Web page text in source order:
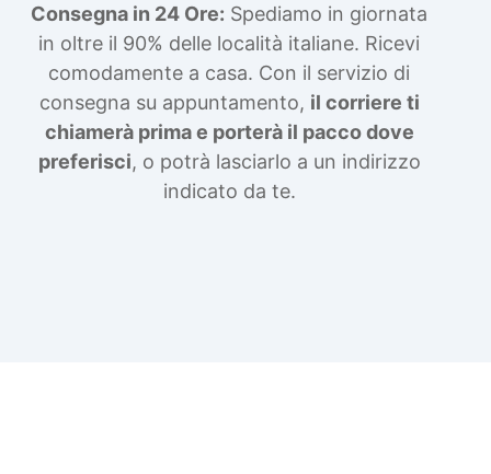
Consegna in 24 Ore: Spediamo in giornata
in oltre il 90% delle località italiane. Ricevi
comodamente a casa. Con il servizio di
consegna su appuntamento, il corriere ti
chiamerà prima e porterà il pacco dove
preferisci, o potrà lasciarlo a un indirizzo
indicato da te.